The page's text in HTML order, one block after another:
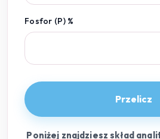
Fosfor (P) %
Przelicz
Poniżej znajdziesz skład